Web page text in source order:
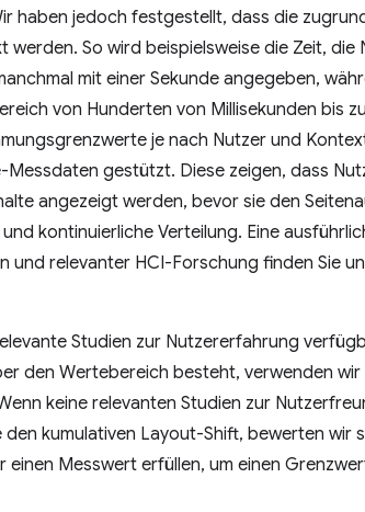
haben jedoch festgestellt, dass die
So wird beispielsweise die Zeit, die
mit einer Sekunde angegeben,
von Hunderten von Millisekunden bis
je nach Nutzer und
gestützt. Diese zeigen, dass
angezeigt werden, bevor sie den
kontinuierliche Verteilung. Eine
und relevanter HCI-Forschung finden Sie
Studien zur Nutzererfahrung
den Wertebereich besteht, verwenden wir
keine relevanten Studien zur
den kumulativen Layout-Shift, bewerten wir
Messwert erfüllen, um einen